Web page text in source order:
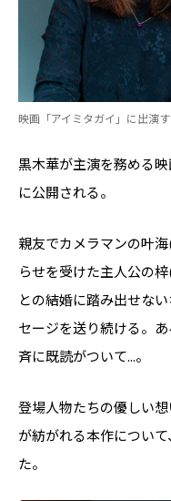
映画「アイミタガイ」に出演
黒木華が主演を務める
に公開される。
親友でカメラマンの叶
らせを受けた主人公の
との結婚に踏み出せな
セージを送り続ける。
斉に既読がついて...。
登場人物たちの優しい
が紡がれる本作につい
た。